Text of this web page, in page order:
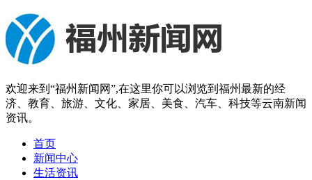
欢迎来到“福州新闻网”,在这里你可以浏览到福州最新的经
济、教育、旅游、文化、家居、美食、汽车、科技等云南新闻
资讯。
首页
新闻中心
生活资讯